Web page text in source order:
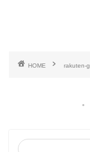
HOME rakuten-g